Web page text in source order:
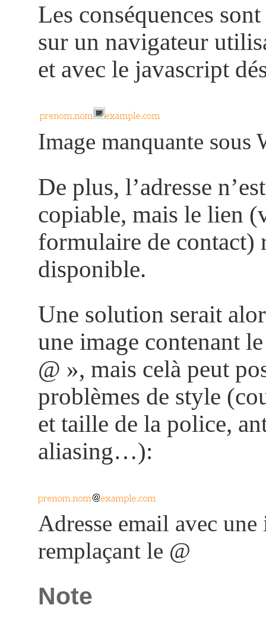
Les conséquences
sur un navigateur
et avec le javascript
Image manquante sous
De plus, l’adresse
copiable, mais le lien
formulaire de contact)
disponible.
Une solution serait
une image contenant
@ », mais celà peut
problèmes de style
et taille de la police,
aliasing…):
Adresse email avec une
remplaçant le @
Note